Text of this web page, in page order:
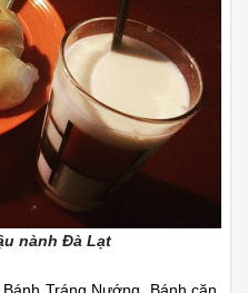
nành Đà Lạt